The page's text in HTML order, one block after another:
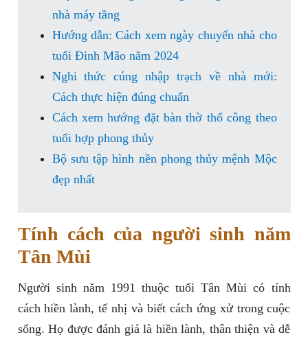
nhà máy tầng
Hướng dẫn: Cách xem ngày chuyển nhà cho
tuổi Đinh Mão năm 2024
Nghi thức cúng nhập trạch về nhà mới:
Cách thực hiện đúng chuẩn
Cách xem hướng đặt bàn thờ thổ công theo
tuổi hợp phong thủy
Bộ sưu tập hình nền phong thủy mệnh Mộc
đẹp nhất
Tính cách của người sinh năm
Tân Mùi
Người sinh năm 1991 thuộc tuổi Tân Mùi có tính
cách hiền lành, tế nhị và biết cách ứng xử trong cuộc
sống. Họ được đánh giá là hiền lành, thân thiện và dễ